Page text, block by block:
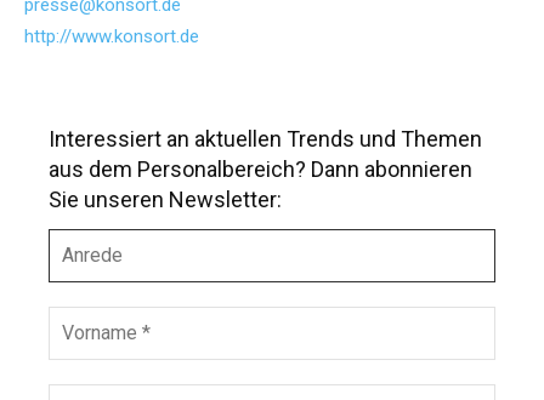
presse@konsort.de
http://www.konsort.de
Interessiert an aktuellen Trends und Themen
aus dem Personalbereich? Dann abonnieren
Sie unseren Newsletter:
r
e
e
r
n